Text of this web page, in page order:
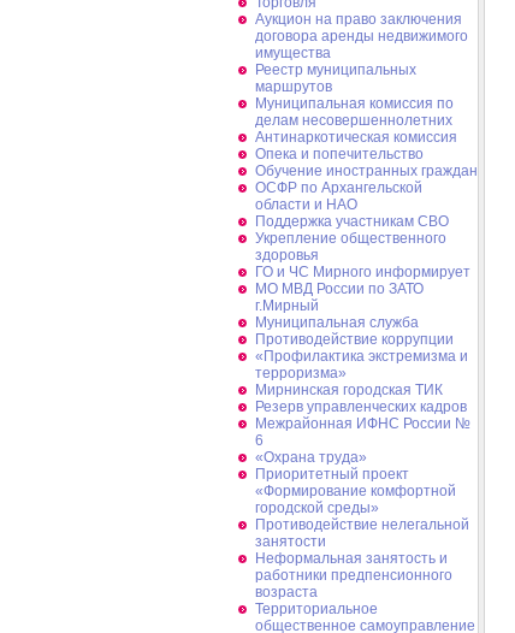
Аукцион на право заключения
договора аренды недвижимого
имущества
Реестр муниципальных
маршрутов
Муниципальная комиссия по
делам несовершеннолетних
Антинаркотическая комиссия
Опека и попечительство
Обучение иностранных граждан
ОСФР по Архангельской
области и НАО
Поддержка участникам СВО
Укрепление общественного
здоровья
ГО и ЧС Мирного информирует
МО МВД России по ЗАТО
г.Мирный
Муниципальная cлужба
Противодействие коррупции
«Профилактика экстремизма и
терроризма»
Мирнинская городская ТИК
Резерв управленческих кадров
Межрайонная ИФНС России №
6
«Охрана труда»
Приоритетный проект
«Формирование комфортной
городской среды»
Противодействие нелегальной
занятости
Неформальная занятость и
работники предпенсионного
возраста
Территориальное
общественное самоуправление